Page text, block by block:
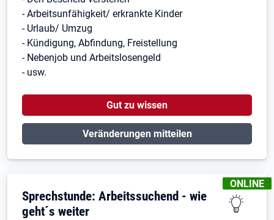
- Arbeitsunfähigkeit/ erkrankte Kinder
- Urlaub/ Umzug
- Kündigung, Abfindung, Freistellung
- Nebenjob und Arbeitslosengeld
- usw.
Gut zu wissen
Veränderungen mitteilen
ONLINE
Sprechstunde: Arbeitssuchend - wie
geht´s weiter